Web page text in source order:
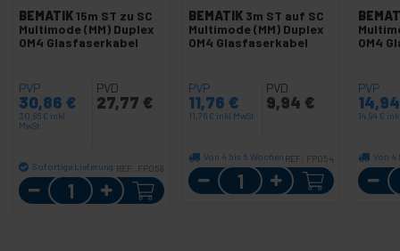
BEMATIK15m ST zu SC
Multimode (MM) Duplex
OM4 Glasfaserkabel
PVP
30,86 €
30,86 € inkl
MwSt
PVD
27,77 €
Sofortige Lieferung REF: FP058
Menge
BEMATIK 3m ST auf SC
Multimode (MM) Duplex
OM4 Glasfaserkabel
PVP
11,76 €
11,76 € inkl MwSt
PVD
9,94 €
Von 4 bis 5 Wochen REF: FP054
Menge
OM4
PVP
14,94 €
Von 4